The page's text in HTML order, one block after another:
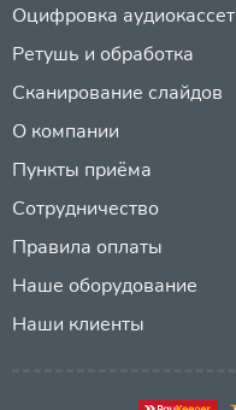
Оцифровка аудиокассет
Ретушь и обработка
Сканирование слайдов
О компании
Пункты приёма
Сотрудничество
Правила оплаты
Наше оборудование
Наши клиенты